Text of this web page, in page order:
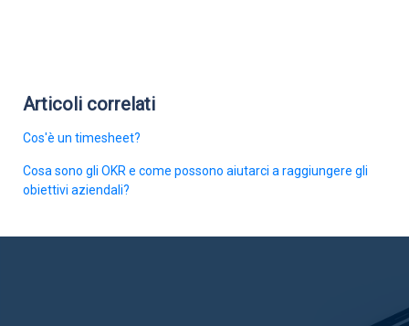
Articoli correlati
Cos'è un timesheet?
Cosa sono gli OKR e come possono aiutarci a raggiungere gli
obiettivi aziendali?